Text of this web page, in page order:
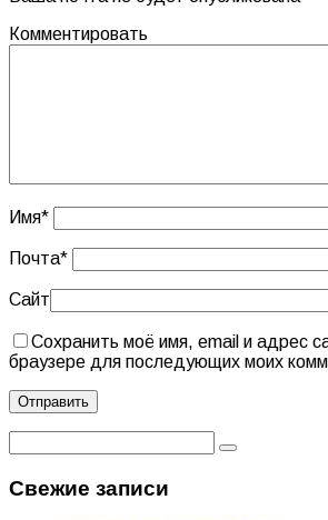
Комментировать
Имя*
Почта*
Сайт
Сохранить моё имя, email и адрес
браузере для последующих моих
Свежие записи